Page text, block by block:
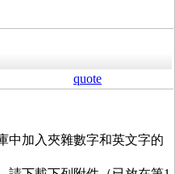
quote
中加入夾雜數字和英文字的